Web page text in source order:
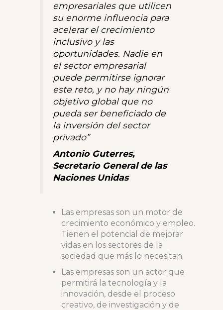
empresariales que utilicen
su enorme influencia para
acelerar el crecimiento
inclusivo y las
oportunidades. Nadie en
el sector empresarial
puede permitirse ignorar
este reto, y no hay ningún
objetivo global que no
pueda ser beneficiado de
la inversión del sector
privado”
Antonio Guterres,
Secretario General de las
Naciones Unidas
Las empresas son un motor de
crecimiento económico y empleo.
Tienen el potencial de mejorar
vidas en los sectores de la
sociedad que más lo necesitan.
Las empresas son un actor que
permitirá la tecnología y la
innovación, desde el proceso
creativo, de investigación y de